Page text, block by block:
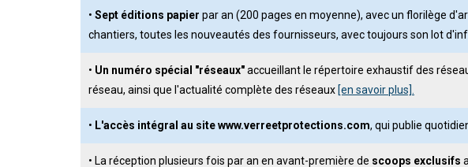
• Sept éditions papier par an (200 pages en moyenne), avec un florilège
chantiers, toutes les nouveautés des fournisseurs, avec toujours son lot
• Un numéro spécial "réseaux"accueillant le répertoire exhaustif des
réseau, ainsi que l'actualité complète des réseaux [en savoir plus].
• L'accès intégral au site www.verreetprotections.com, qui publie
• La réception plusieurs fois par an en avant-première de scoops exclusifs